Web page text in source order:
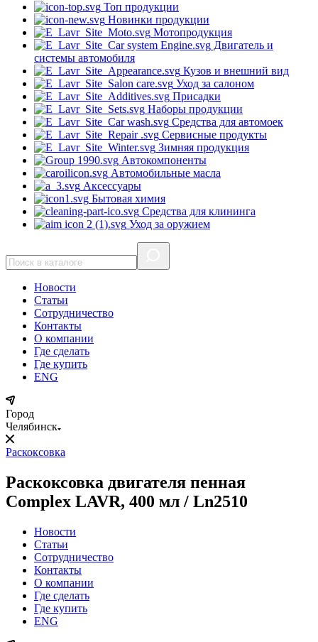
Топ продукции
Новинки продукции
Мотопродукция
Двигатель и
системы автомобиля
Кузов и внешний вид
Уход за салоном
Присадки
Наборы продукции
Средства для автомоек
Сервисные продукты
Зимняя продукция
Автокомпоненты
Автомобильные масла
Аксессуары
Бытовая химия
Средства для клининга
Уход за оружием
Новости
Статьи
Сотрудничество
Контакты
О компании
Где сделать
Где купить
ENG
Город
Челябинск
Раскоксовка
Раскоксовка двигателя пенная
Complex LAVR, 400 мл / Ln2510
Новости
Статьи
Сотрудничество
Контакты
О компании
Где сделать
Где купить
ENG